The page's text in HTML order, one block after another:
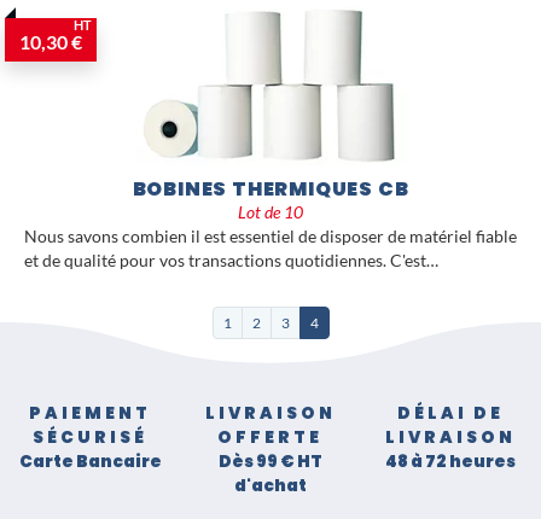
10,30 €
HT
BOBINES THERMIQUES CB
Lot de 10
Nous savons combien il est essentiel de disposer de matériel fiable
et de qualité pour vos transactions quotidiennes. C'est…
1 2 3 4
PAIEMENT
SÉCURISÉ
Carte Bancaire
LIVRAISON
OFFERTE
Dès 99 € HT
d'achat
DÉLAI DE
LIVRAISON
48 à 72 heures